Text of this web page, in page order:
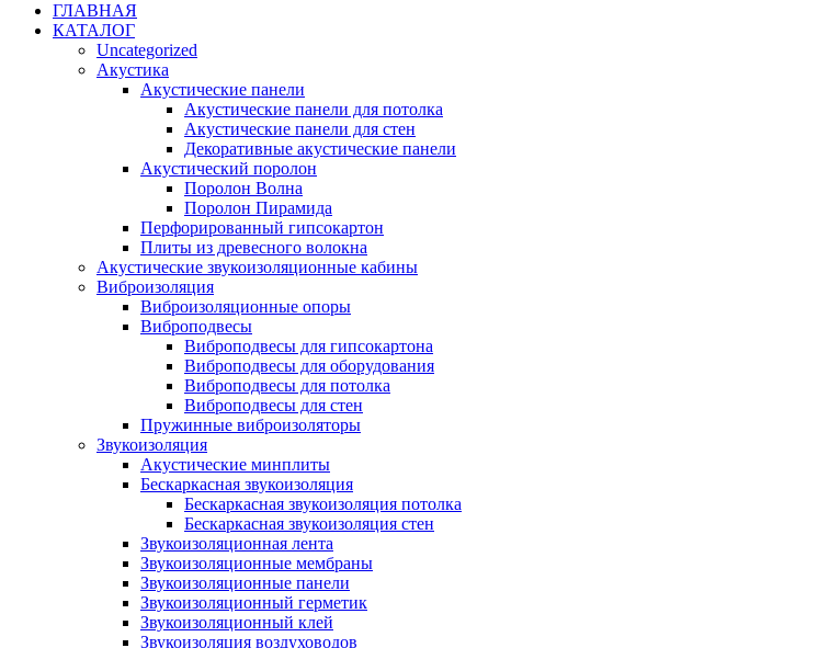
ГЛАВНАЯ
КАТАЛОГ
Uncategorized
Акустика
Акустические панели
Акустические панели для потолка
Акустические панели для стен
Декоративные акустические панели
Акустический поролон
Поролон Волна
Поролон Пирамида
Перфорированный гипсокартон
Плиты из древесного волокна
Акустические звукоизоляционные кабины
Виброизоляция
Виброизоляционные опоры
Виброподвесы
Виброподвесы для гипсокартона
Виброподвесы для оборудования
Виброподвесы для потолка
Виброподвесы для стен
Пружинные виброизоляторы
Звукоизоляция
Акустические минплиты
Бескаркасная звукоизоляция
Бескаркасная звукоизоляция потолка
Бескаркасная звукоизоляция стен
Звукоизоляционная лента
Звукоизоляционные мембраны
Звукоизоляционные панели
Звукоизоляционный герметик
Звукоизоляционный клей
Звукоизоляция воздуховодов